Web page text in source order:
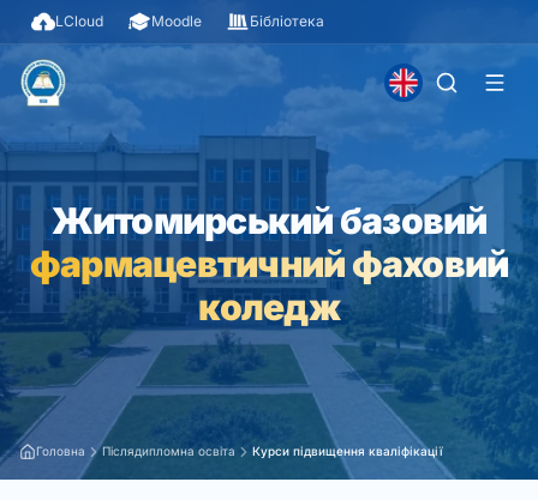
LCloud Moodle Бібліотека
Житомирський базовий
фармацевтичний фаховий
коледж
Головна Післядипломна освіта Курси підвищення кваліфікації